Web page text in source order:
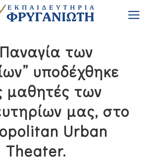
των
υποδέχθηκε
μαθητές των
μας, στο
Urban
Theater.